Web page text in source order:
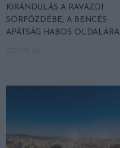
KIRÁNDULÁS A RAVAZDI
SÖRFŐZDÉBE, A BENCÉS
APÁTSÁG HABOS OLDALÁRA